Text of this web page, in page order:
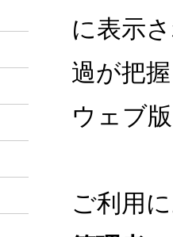
に表示
過が把
ウェブ
ご利用